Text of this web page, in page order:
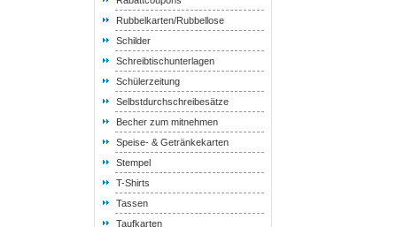
Rubbelkarten/Rubbellose
Schilder
Schreibtischunterlagen
Schülerzeitung
Selbstdurchschreibesätze
Becher zum mitnehmen
Speise- & Getränkekarten
Stempel
T-Shirts
Tassen
Taufkarten